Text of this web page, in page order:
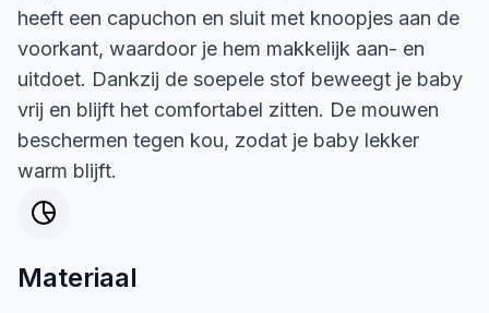
heeft een capuchon en sluit met knoopjes aan de
voorkant, waardoor je hem makkelijk aan- en
uitdoet. Dankzij de soepele stof beweegt je baby
vrij en blijft het comfortabel zitten. De mouwen
beschermen tegen kou, zodat je baby lekker
warm blijft.
Materiaal